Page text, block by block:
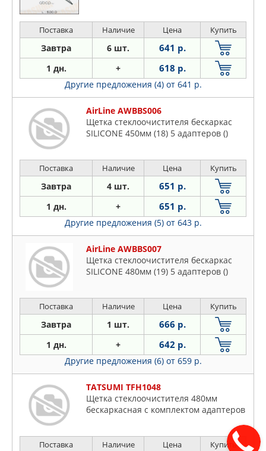
Поставка Наличие Цена Купить
Завтра 6 шт. 641 р.
1 дн. + 618 р.
Другие предложения (4) от 641 р.
AirLine AWBBS006
Щетка стеклоочистителя бескаркас
SILICONE 450мм (18) 5 адаптеров ()
Поставка Наличие Цена Купить
Завтра 4 шт. 651 р.
1 дн. + 651 р.
Другие предложения (5) от 643 р.
AirLine AWBBS007
Щетка стеклоочистителя бескаркас
SILICONE 480мм (19) 5 адаптеров ()
Поставка Наличие Цена Купить
Завтра 1 шт. 666 р.
1 дн. + 642 р.
Другие предложения (6) от 659 р.
TATSUMI TFH1048
Щетка стеклоочистителя 480мм
бескаркасная с комплектом адаптеров
Поставка Наличие Цена Купить